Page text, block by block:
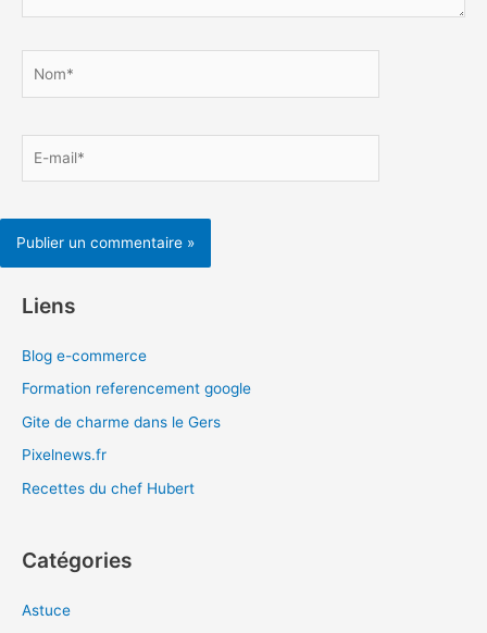
mail*
Liens
Blog e-commerce
Formation referencement google
Gite de charme dans le Gers
Pixelnews.fr
Recettes du chef Hubert
Catégories
Astuce